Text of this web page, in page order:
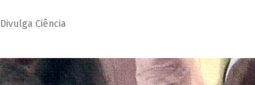
Divulga Ciência